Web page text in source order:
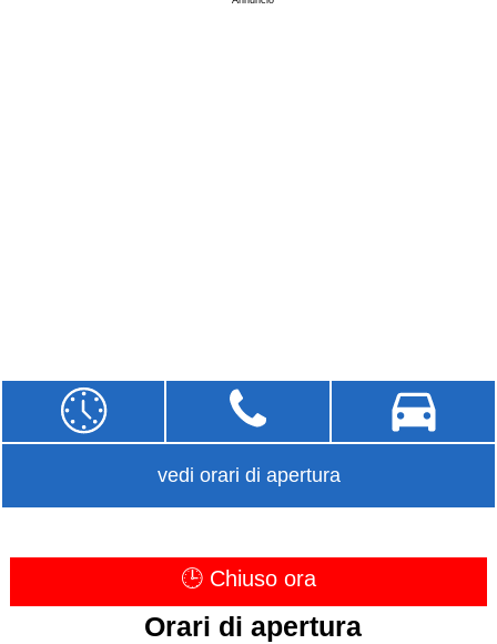
vedi orari di apertura
🕒 Chiuso ora
Orari di apertura